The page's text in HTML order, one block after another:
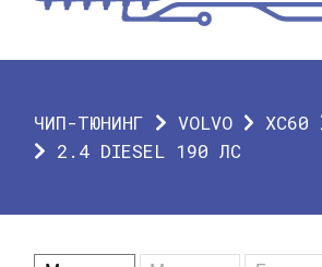
О КОМПАНИИ
ГАРАНТИЯ
ЧИП-ТЮНИНГ VOLVO XC60
2.4 DIESEL 190 ЛС